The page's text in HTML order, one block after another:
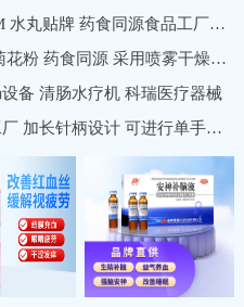
颗粒代加工 粉末OEM 水丸贴牌 药食同源食品工厂加工定制
菊花提取物 食品级 菊花粉 药食同源 采用喷雾干燥技术 速溶浓缩粉
备 清肠水疗机 科瑞医疗器械
高冠医疗器械 源头工厂 加长针柄设计 可进行单手操作 中医穴位埋线针